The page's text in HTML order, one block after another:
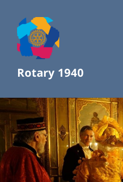
Rotary 1940